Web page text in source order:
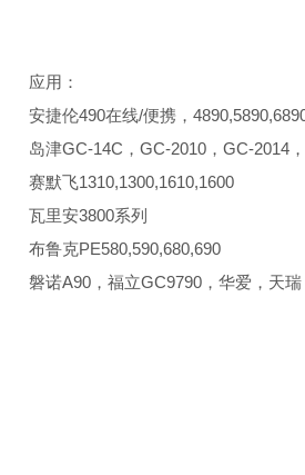
应用：
安捷伦490在线/便携，
岛津GC-14C，GC-2010，GC-2014
赛默飞1310,1300,1610,1600
瓦里安3800系列
布鲁克PE580,590,680,690
磐诺A90，福立GC9790，华爱，天